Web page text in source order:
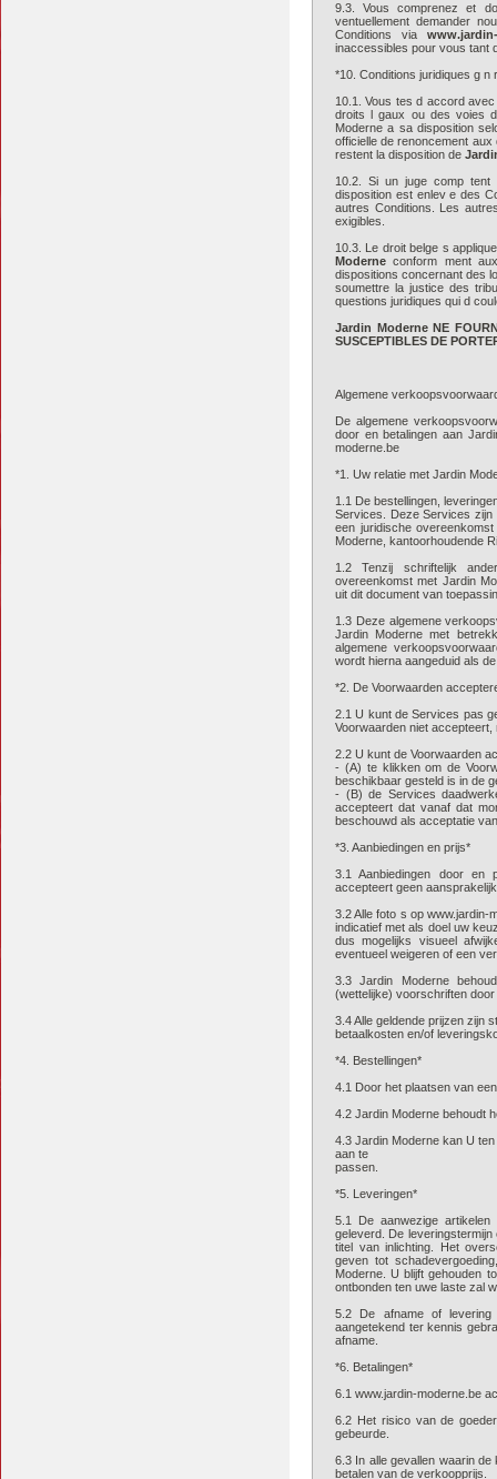
9.3. Vous comprenez et
ventuellement demander
Conditions via
inaccessibles pour vous tant
*10. Conditions juridiques g n
10.1. Vous tes d accord
droits l gaux ou des voies
Moderne a sa disposition
officielle de renoncement
restent la disposition de
10.2. Si un juge comp tent
disposition est enlev e des
autres Conditions. Les
exigibles.
10.3. Le droit belge s
Moderne conform ment
dispositions concernant des
soumettre la justice des
questions juridiques qui d
Jardin Moderne NE
SUSCEPTIBLES DE
Algemene
De algemene
door en betalingen aan
moderne.be
*1. Uw relatie met Jardin
1.1 De bestellingen,
Services. Deze Services zijn
een juridische
Moderne, kantoorhoudende
1.2 Tenzij schriftelijk
overeenkomst met Jardin
uit dit document van
1.3 Deze algemene
Jardin Moderne met
algemene
wordt hierna aangeduid als
*2. De Voorwaarden
2.1 U kunt de Services pas
Voorwaarden niet
2.2 U kunt de Voorwaarden
- (A) te klikken om de
beschikbaar gesteld is in de
- (B) de Services
accepteert dat vanaf dat
beschouwd als acceptatie
*3. Aanbiedingen en prijs*
3.1 Aanbiedingen door en
accepteert geen
3.2 Alle foto s op www.jardin-
indicatief met als doel uw
dus mogelijks visueel
eventueel weigeren of een
3.3 Jardin Moderne
(wettelijke) voorschriften
3.4 Alle geldende prijzen zijn
betaalkosten en/of
*4. Bestellingen*
4.1 Door het plaatsen van
4.2 Jardin Moderne behoudt
4.3 Jardin Moderne kan U
aan te
passen.
*5. Leveringen*
5.1 De aanwezige
geleverd. De
titel van inlichting. Het
geven tot
Moderne. U blijft gehouden
ontbonden ten uwe laste zal
5.2 De afname of
aangetekend ter kennis
afname.
*6. Betalingen*
6.1 www.jardin-moderne.be
6.2 Het risico van de
gebeurde.
6.3 In alle gevallen waarin
betalen van de verkoopprijs.